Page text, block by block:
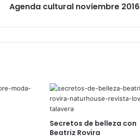
Agenda cultural noviembre 2016
Secretos de belleza con
Beatriz Rovira